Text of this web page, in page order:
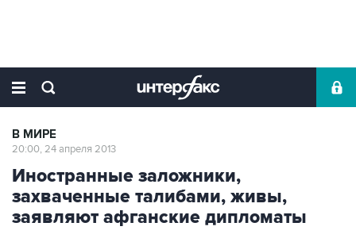
В МИРЕ
20:00, 24 апреля 2013
Иностранные заложники,
захваченные талибами, живы,
заявляют афганские дипломаты